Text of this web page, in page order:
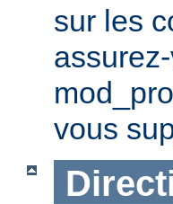
sur les
vous